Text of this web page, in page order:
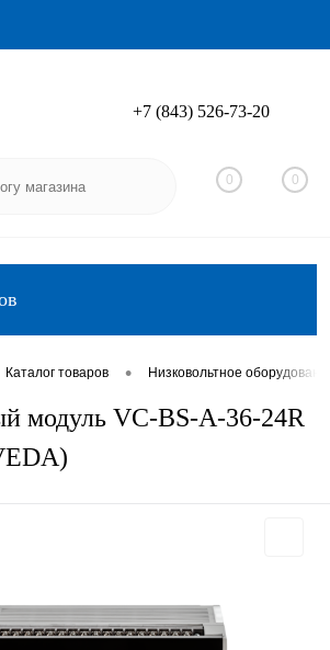
Вход
+7 (843) 526-73-20
0 0
Каталог товаров • Низковольтное
модуль VC-ВS-A-36-24R